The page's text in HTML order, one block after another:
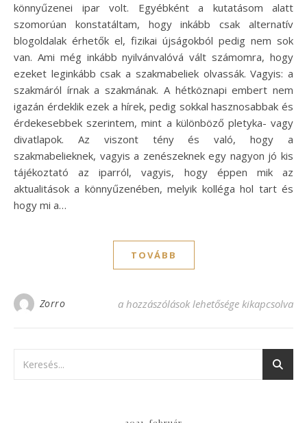
könnyűzenei ipar volt. Egyébként a kutatásom alatt
szomorúan konstatáltam, hogy inkább csak alternatív
blogoldalak érhetők el, fizikai újságokból pedig nem sok
van. Ami még inkább nyilvánvalóvá vált számomra, hogy
ezeket leginkább csak a szakmabeliek olvassák. Vagyis: a
szakmáról írnak a szakmának. A hétköznapi embert nem
igazán érdeklik ezek a hírek, pedig sokkal hasznosabbak és
érdekesebbek szerintem, mint a különböző pletyka- vagy
divatlapok. Az viszont tény és való, hogy a
szakmabelieknek, vagyis a zenészeknek egy nagyon jó kis
tájékoztató az iparról, vagyis, hogy éppen mik az
aktualitások a könnyűzenében, melyik kolléga hol tart és
hogy mi a…
TOVÁBB
Zorro Te milyen újságokat szoktál olvasni?
a hozzászólások lehetősége kikapcsolva